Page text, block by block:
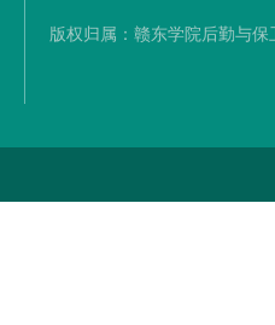
版权归属：赣东学院后勤与保